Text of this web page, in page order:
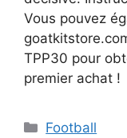
Vous pouvez
TPP30 pour
premier achat !
Catégories
Football